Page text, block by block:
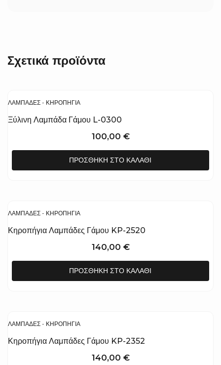
Σχετικά προϊόντα
ΛΑΜΠΆΔΕΣ - ΚΗΡΟΠΉΓΙΑ
Ξύλινη Λαμπάδα Γάμου L-0300
100,00 €
ΠΡΟΣΘΉΚΗ ΣΤΟ ΚΑΛΆΘΙ
ΛΑΜΠΆΔΕΣ - ΚΗΡΟΠΉΓΙΑ
Κηροπήγια Λαμπάδες Γάμου KP-2520
140,00 €
ΠΡΟΣΘΉΚΗ ΣΤΟ ΚΑΛΆΘΙ
ΛΑΜΠΆΔΕΣ - ΚΗΡΟΠΉΓΙΑ
Κηροπήγια Λαμπάδες Γάμου KP-2352
140,00 €